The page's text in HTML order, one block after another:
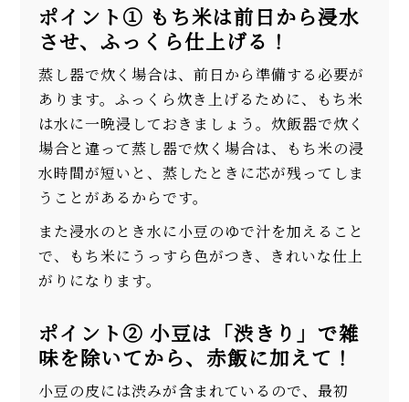
ポイント① もち米は前日から浸水
させ、ふっくら仕上げる！
蒸し器で炊く場合は、前日から準備する必要が
あります。ふっくら炊き上げるために、もち米
は水に一晩浸しておきましょう。炊飯器で炊く
場合と違って蒸し器で炊く場合は、もち米の浸
水時間が短いと、蒸したときに芯が残ってしま
うことがあるからです。
また浸水のとき水に小豆のゆで汁を加えること
で、もち米にうっすら色がつき、きれいな仕上
がりになります。
ポイント② 小豆は「渋きり」で雑
味を除いてから、赤飯に加えて！
小豆の皮には渋みが含まれているので、最初